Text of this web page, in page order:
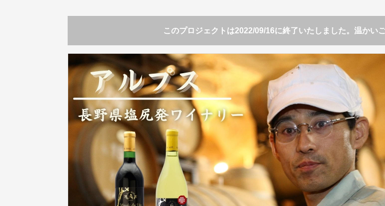
このプロジェクトは2022/09/16に終了いたしました。温かい